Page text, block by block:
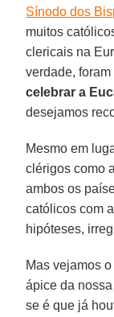
Sínodo dos
muitos
clericais na
verdade,
celebrar a
desejamos
Mesmo em
clérigos como a
ambos os
católicos com
hipóteses,
Mas vejamos
ápice da
se é que já